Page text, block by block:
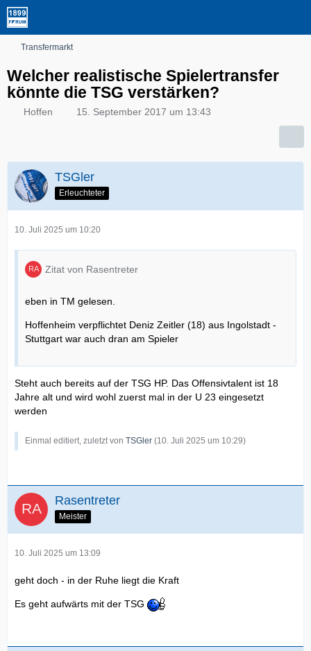
Transfermarkt
Welcher realistische Spielertransfer
könnte die TSG verstärken?
Hoffen 15. September 2017 um 13:43
TSGler
Erleuchteter
10. Juli 2025 um 10:20
Zitat von Rasentreter
eben in TM gelesen.
Hoffenheim verpflichtet Deniz Zeitler (18) aus Ingolstadt -
Stuttgart war auch dran am Spieler
Steht auch bereits auf der TSG HP. Das Offensivtalent ist 18
Jahre alt und wird wohl zuerst mal in der U 23 eingesetzt
werden
Einmal editiert, zuletzt von TSGler (10. Juli 2025 um 10:29)
Rasentreter
Meister
10. Juli 2025 um 13:09
geht doch - in der Ruhe liegt die Kraft
Es geht aufwärts mit der TSG